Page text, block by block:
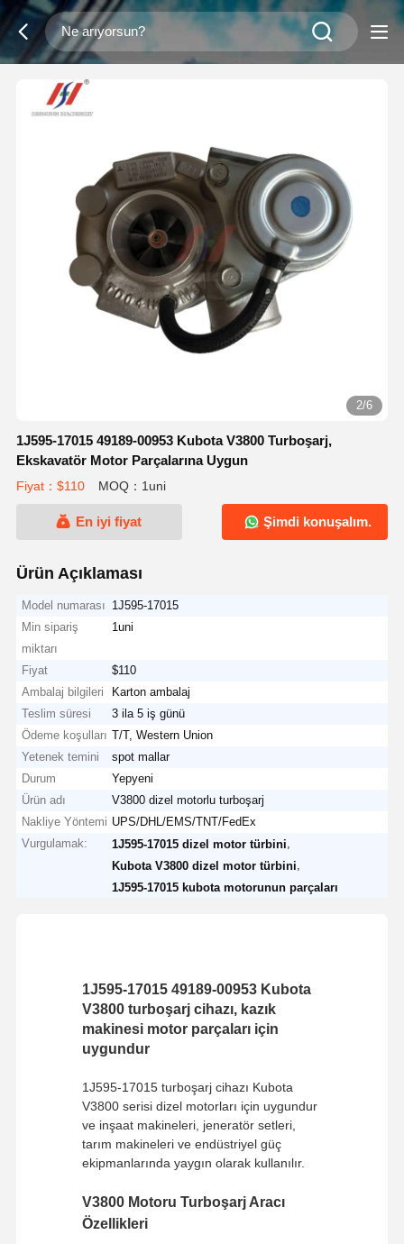
2/6
1J595-17015 49189-00953 Kubota V3800 Turboşarj,
Ekskavatör Motor Parçalarına Uygun
Fiyat：$110 MOQ：1uni
En iyi fiyat Şimdi konuşalım.
Ürün Açıklaması
Model numarası 1J595-17015
Min sipariş
miktarı
1uni
Fiyat
$110
Ambalaj bilgileri
Karton ambalaj
Teslim süresi
3 ila 5 iş günü
Ödeme koşulları T/T, Western Union
Yetenek temini
spot mallar
Durum
Yepyeni
Ürün adı
V3800 dizel motorlu turboşarj
Nakliye Yöntemi UPS/DHL/EMS/TNT/FedEx
Vurgulamak:
1J595-17015 dizel motor türbini
Kubota V3800 dizel motor türbini
1J595-17015 kubota motorunun parçaları
1J595-17015 49189-00953 Kubota
V3800 turboşarj cihazı, kazık
makinesi motor parçaları için
uygundur
1J595-17015 turboşarj cihazı Kubota
V3800 serisi dizel motorları için uygundur
ve inşaat makineleri, jeneratör setleri,
tarım makineleri ve endüstriyel güç
ekipmanlarında yaygın olarak kullanılır.
V3800 Motoru Turboşarj Aracı
Özellikleri